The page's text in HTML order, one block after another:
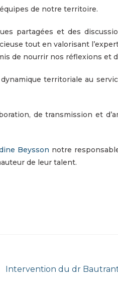
de notre territoire.
partagées et des
tout en valorisant
de nourrir nos réflexions et
territoriale au
de transmission et
Beysson notre
de leur talent.
Intervention du dr Bautrant